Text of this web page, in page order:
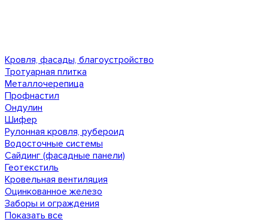
Кровля, фасады, благоустройство
Тротуарная плитка
Металлочерепица
Профнастил
Ондулин
Шифер
Рулонная кровля, рубероид
Водосточные системы
Сайдинг (фасадные панели)
Геотекстиль
Кровельная вентиляция
Оцинкованное железо
Заборы и ограждения
Показать все